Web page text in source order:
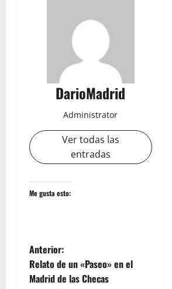
DarioMadrid
Administrator
Ver todas las
entradas
Me gusta esto:
N
a
Anterior:
Relato de un «Paseo» en el
Madrid de las Checas